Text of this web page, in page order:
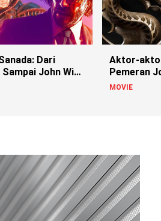
Dari
John Wick
Aktor-
Pemeran
MOVIE